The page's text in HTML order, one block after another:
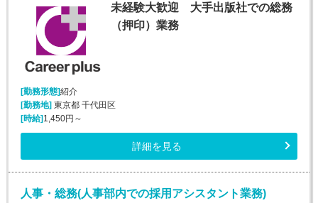
未経験大歓迎 大手出版社での総務
（押印）業務
[勤務形態]紹介
[勤務地] 東京都 千代田区
[時給] 1,450円～
詳細を見る
人事・総務(人事部内での採用アシスタント業務)